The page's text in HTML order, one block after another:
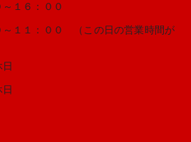
～１６：００
１１：００　（この日の営業時間が